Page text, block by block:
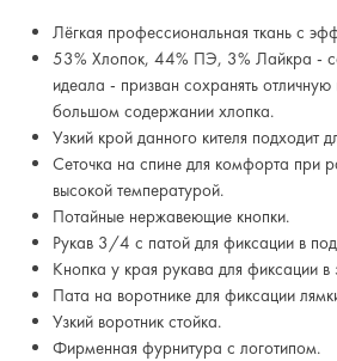
Лёгкая профессиональная ткань с
53% Хлопок, 44% ПЭ, 3% Лайкра -
идеала - призван сохранять отличную
большом содержании хлопка.
Узкий крой данного кителя подходит
Сеточка на спине для комфорта при
высокой температурой.
Потайные нержавеющие кнопки.
Рукав 3/4 с патой для фиксации в
Кнопка у края рукава для фиксации
Пата на воротнике для фиксации
Узкий воротник стойка.
Фирменная фурнитура с логотипом.